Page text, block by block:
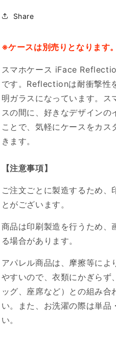
Share
※ケースは別売りとなります。
スマホケース iFace
です。Reflectionは耐衝撃性
明ガラスになっています。
スの間に、好きなデザインの
ことで、気軽にケースをカス
きます。
【注意事項】
ご注文ごとに製造するため、
とがございます。
商品は印刷製造を行うため、
る場合があります。
アパレル商品は、摩擦等によ
やすいので、衣類にかぎらず
ッグ、座席など）との組み合
い。また、お洗濯の際は単品
い。